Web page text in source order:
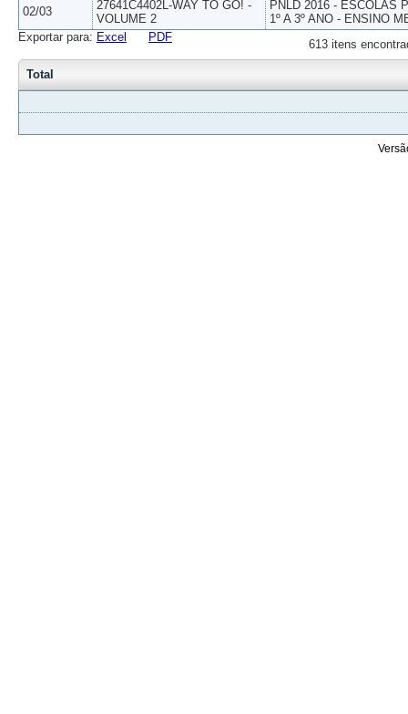
02/03
27641C4402L-WAY TO GO! -
VOLUME 2
PNLD 2016 - ESCOLAS
1º A 3º ANO - ENSINO
613 itens
Exportar para: Excel PDF
Total